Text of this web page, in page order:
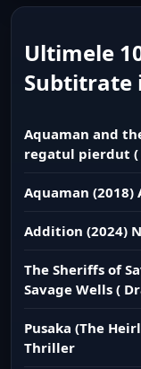
Ultimele
Subtitrate
Aquaman and
regatul pierdut (
Aquaman
Addition (2024)
The Sheriffs of
Savage Wells (
Pusaka (The
Thriller